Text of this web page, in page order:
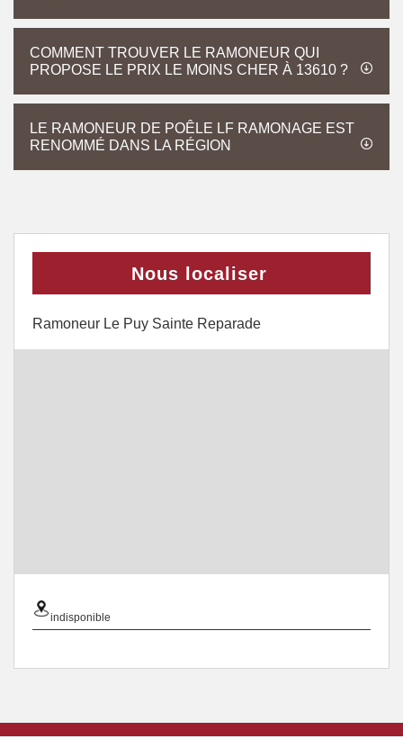
COMMENT TROUVER LE RAMONEUR QUI
PROPOSE LE PRIX LE MOINS CHER À 13610 ?
LE RAMONEUR DE POÊLE LF RAMONAGE EST
RENOMMÉ DANS LA RÉGION
Nous localiser
Ramoneur Le Puy Sainte Reparade
indisponible